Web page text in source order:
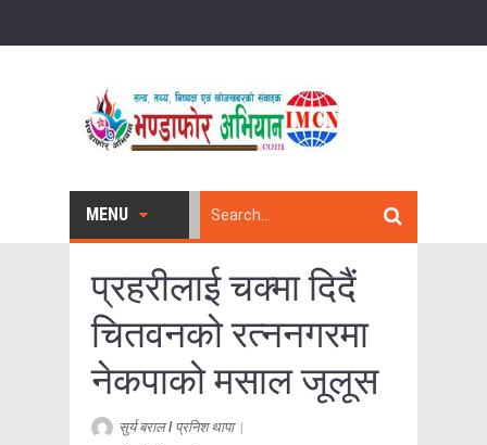
MENU
प्रहरीलाई चक्मा दिदैं
चितवनको रत्ननगरमा
नेकपाको मसाल जूलूस
सुर्य बराल l प्रनिश थापा|